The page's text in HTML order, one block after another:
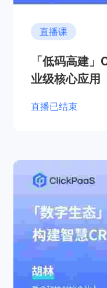
直播课
「低码高建
业级核心应用
直播已结束